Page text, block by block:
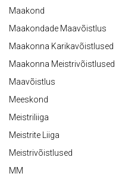
Maakond
Maakondade Maavõistlus
Maakonna Karikavõistlused
Maakonna Meistrivõistlused
Maavõistlus
Meeskond
Meistriliiga
Meistrite Liiga
Meistrivõistlused
MM